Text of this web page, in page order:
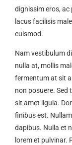
dignissim eros,
lacus facilisis
euismod.
Nam vestibulum
nulla at, mollis
fermentum at sit
non posuere. Sed
sit amet ligula.
finibus est.
dapibus. Nulla et
lorem et pulvinar.